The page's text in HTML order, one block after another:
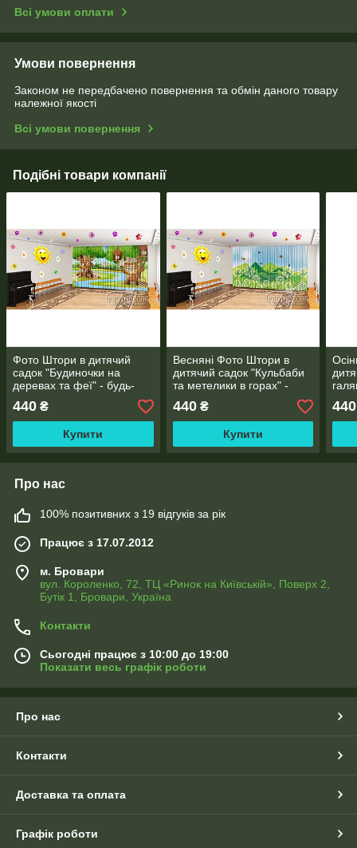
Всі умови оплати
Умови повернення
Законом не передбачено повернення та обмін даного товару
належної якості
Всі умови повернення
Подібні товари компанії
Фото Штори в дитячий
садок "Будиночки на
деревах та феї" - будь-
440 ₴
Купити
Весняні Фото Штори в
дитячий садок "Кульбаби
та метелики в горах" -
440₴
Купити
440
Про нас
100% позитивних з 19 відгуків за рік
Працює з 17.07.2012
м. Бровари
вул. Короленко, 72, ТЦ «Ринок на Київській», Поверх 2,
Бутік 1, Бровари, Україна
Контакти
Сьогодні працює з 10:00 до 19:00
Показати весь графік роботи
Про нас
Контакти
Доставка та оплата
Графік роботи